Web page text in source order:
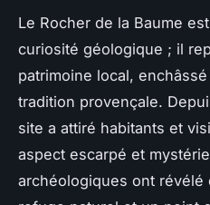
Le Rocher de la Baume
curiosité géologique ; il
patrimoine local,
tradition provençale.
site a attiré habitants et
aspect escarpé et
archéologiques ont révélé